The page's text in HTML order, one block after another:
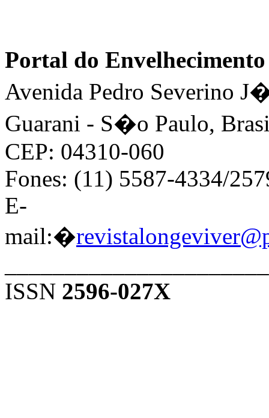
Portal do
Avenida Pedro Severino
Guarani - S�o Paulo,
CEP: 04310-060
Fones: (11) 5587-4334/
E-
mail:�
ISSN 2596-027X